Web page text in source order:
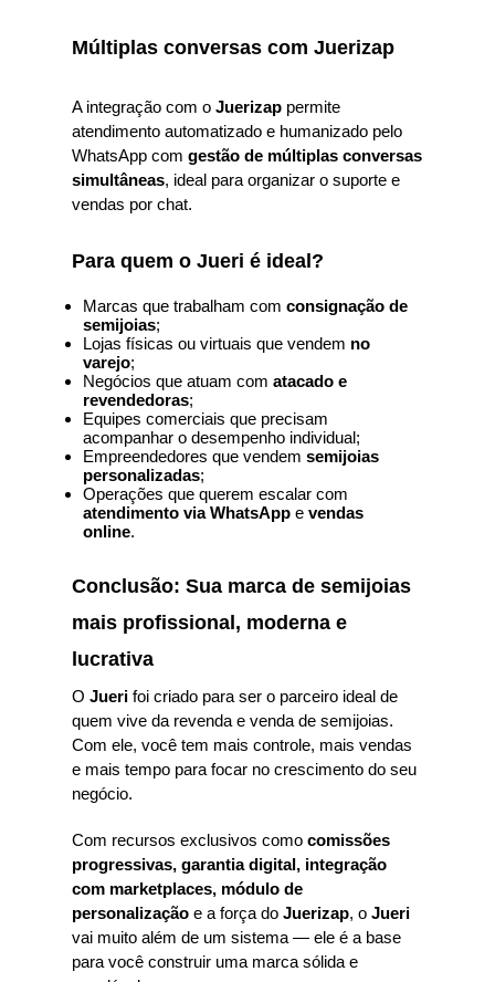
Múltiplas conversas com Juerizap
A integração com o Juerizap permite
atendimento automatizado e humanizado pelo
WhatsApp com gestão de múltiplas conversas
simultâneas, ideal para organizar o suporte e
vendas por chat.
Para quem o Jueri é ideal?
Marcas que trabalham com consignação de
semijoias;
Lojas físicas ou virtuais que vendem no
varejo;
Negócios que atuam com atacado e
revendedoras;
Equipes comerciais que precisam
acompanhar o desempenho individual;
Empreendedores que vendem semijoias
personalizadas;
Operações que querem escalar com
atendimento via WhatsApp e vendas
online.
Conclusão: Sua marca de semijoias
mais profissional, moderna e
lucrativa
O Jueri foi criado para ser o parceiro ideal de
quem vive da revenda e venda de semijoias.
Com ele, você tem mais controle, mais vendas
e mais tempo para focar no crescimento do seu
negócio.
Com recursos exclusivos como comissões
progressivas, garantia digital, integração
com marketplaces, módulo de
personalização e a força do Juerizap, o Jueri
vai muito além de um sistema — ele é a base
para você construir uma marca sólida e